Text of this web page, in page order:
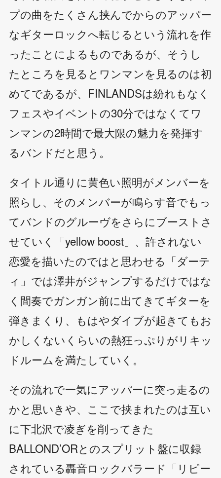
プの曲をたくさん挟んでからのアッパー
なギターロックへ転じるという流れを作
ったことによるものであるが、そうし
たところを見るとワンマンを見るのは初
めてであるが、FINLANDSは紛れもなく
フェスやイベントの30分ではなくてワ
ンマンの2時間で最大限の魅力を発揮す
るバンドだと思う。
タイトル通りに黄色い照明がメンバーを
照らし、そのメンバーが鳴らす音でもっ
てバンドのグルーヴをさらにブーストさ
せていく「yellow boost」、許されない
恋愛を描いたのではと思わせる「ダーテ
ィ」では澤井がジャンプするだけではな
く間奏でガンガン前に出てきてギターを
弾きまくり、もはやダイブが起きてもお
かしくないくらいの熱狂っぷりがリキッ
ドルームを満たしていく。
その流れで一気にアッパーに突っ走るの
かと思いきや、ここで挟まれたのは互い
に下北沢で凌ぎを削ってきた
BALLOND’ORとのスプリット盤に収録
されている轟音ロックバラード「リピー